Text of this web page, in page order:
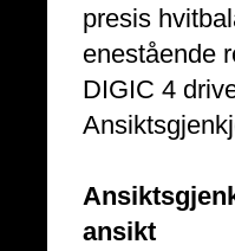
presis
enestående
DIGIC 4
ansikt